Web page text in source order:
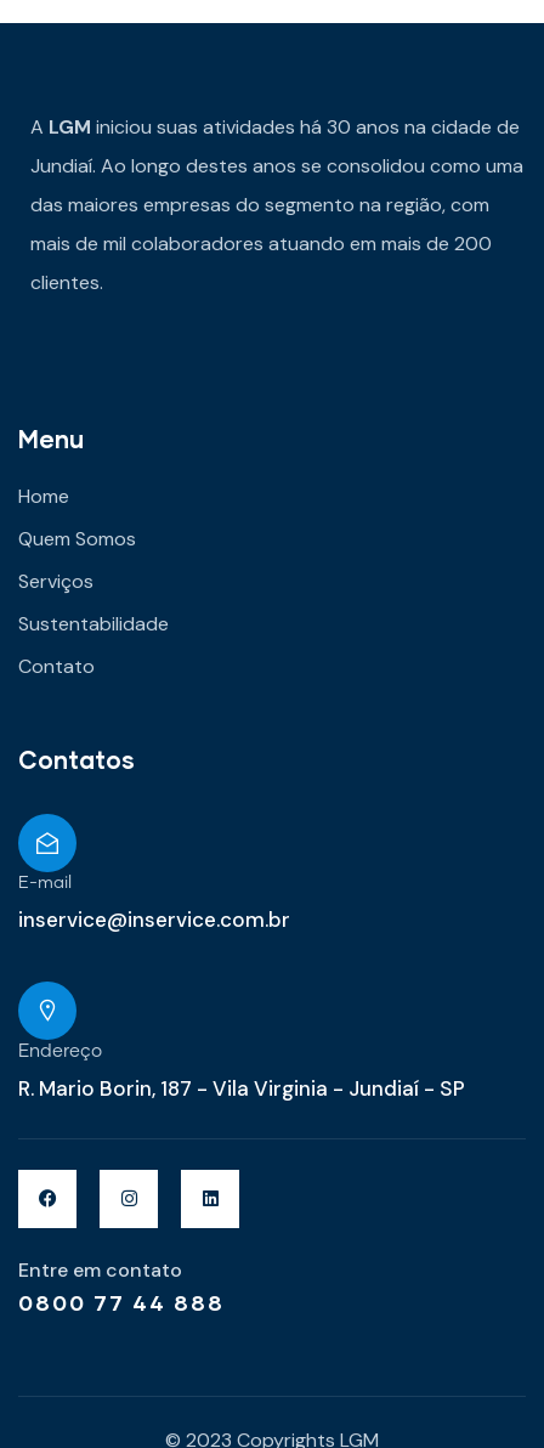
A LGM iniciou suas atividades há 30 anos na cidade de
Jundiaí. Ao longo destes anos se consolidou como uma
das maiores empresas do segmento na região, com
mais de mil colaboradores atuando em mais de 200
clientes.
Menu
Home
Quem Somos
Serviços
Sustentabilidade
Contato
Contatos
E-mail
inservice@inservice.com.br
Endereço
R. Mario Borin, 187 - Vila Virginia - Jundiaí - SP
Entre em contato
0800 77 44 888
© 2023 Copyrights LGM